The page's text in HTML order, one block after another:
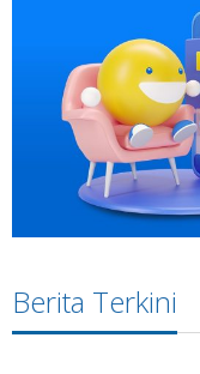
Berita Terkini